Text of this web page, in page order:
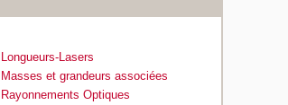
Longueurs-Lasers
Masses et grandeurs associées
Rayonnements Optiques